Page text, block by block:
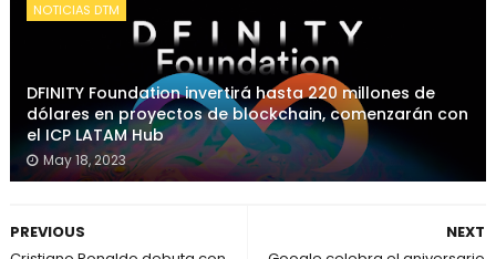
NOTICIAS DTM
DFINITY Foundation invertirá hasta 220 millones de
dólares en proyectos de blockchain, comenzarán con
el ICP LATAM Hub
May 18, 2023
NEXT
PREVIOUS